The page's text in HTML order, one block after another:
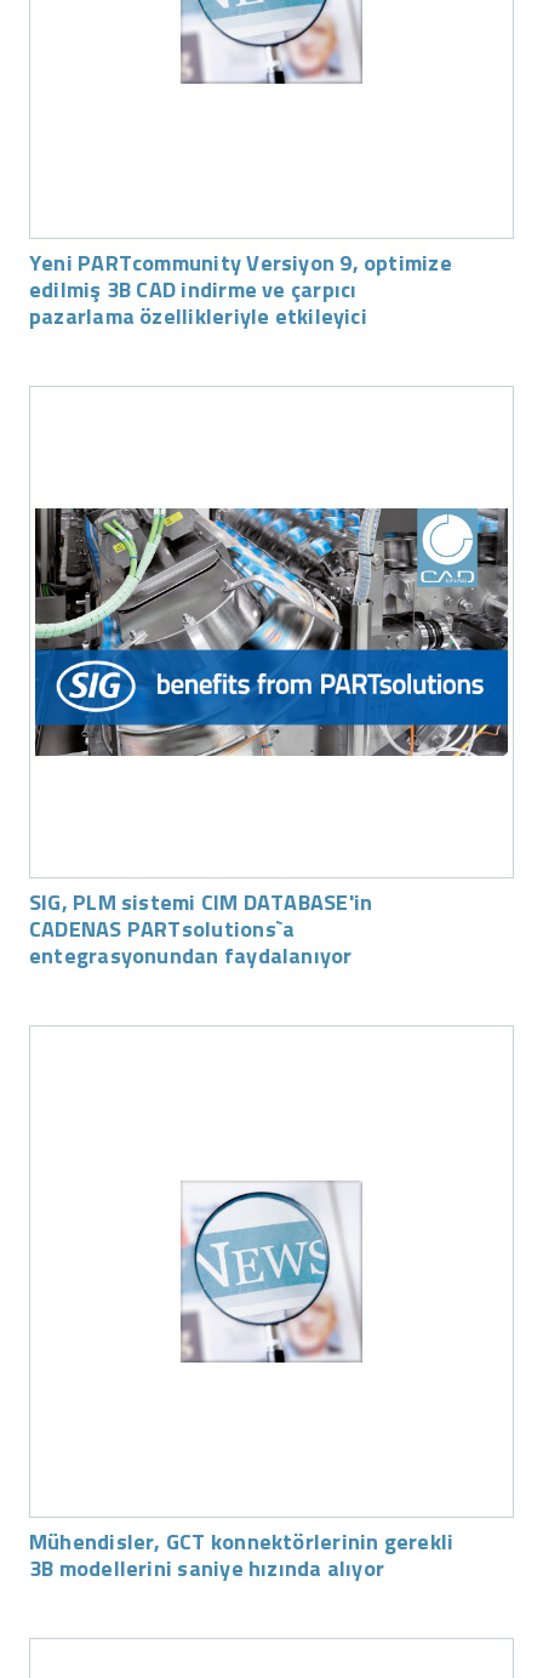
Yeni PARTcommunity Versiyon 9, optimize
edilmiş 3B CAD indirme ve çarpıcı
pazarlama özellikleriyle etkileyici
SIG, PLM sistemi CIM DATABASE'in
CADENAS PARTsolutions`a
entegrasyonundan faydalanıyor
Mühendisler, GCT konnektörlerinin gerekli
3B modellerini saniye hızında alıyor